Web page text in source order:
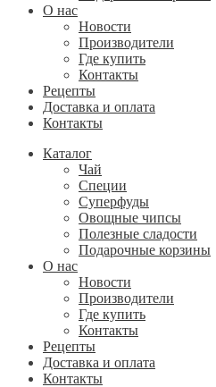
О нас
Новости
Производители
Где купить
Контакты
Рецепты
Доставка и оплата
Контакты
Каталог
Чай
Специи
Cуперфуды
Овощные чипсы
Полезные сладости
Подарочные корзины
О нас
Новости
Производители
Где купить
Контакты
Рецепты
Доставка и оплата
Контакты